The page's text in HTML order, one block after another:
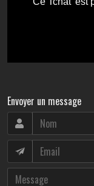
Envoyer un message